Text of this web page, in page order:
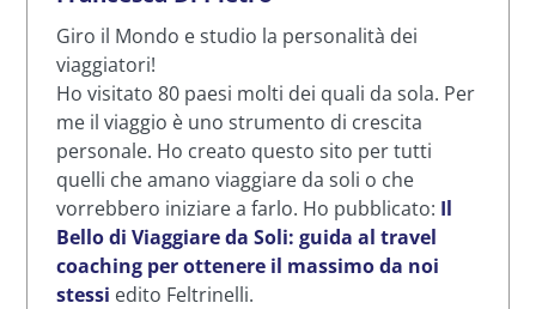
Giro il Mondo e studio la personalità dei
viaggiatori!
Ho visitato 80 paesi molti dei quali da sola. Per
me il viaggio è uno strumento di crescita
personale. Ho creato questo sito per tutti
quelli che amano viaggiare da soli o che
vorrebbero iniziare a farlo. Ho pubblicato: Il
Bello di Viaggiare da Soli: guida al travel
coaching per ottenere il massimo da noi
stessi edito Feltrinelli.